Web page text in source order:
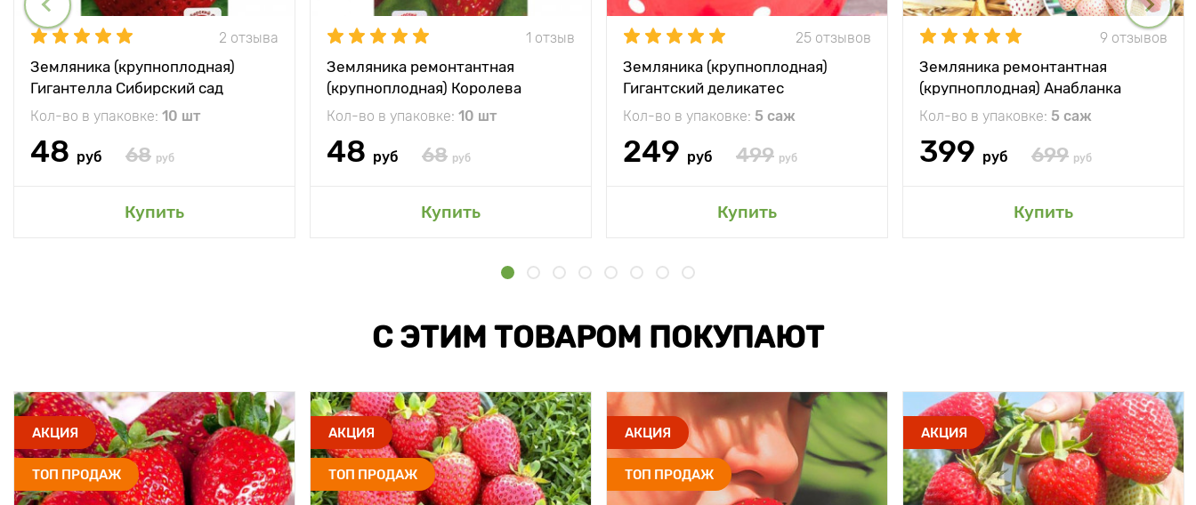
2 отзыва
Земляника (крупноплодная)
Гигантелла Сибирский сад
Кол-во в упаковке: 10 шт
48 руб 68 руб
Купить
1 отзыв
Земляника ремонтантная
(крупноплодная) Королева
Елизавета Сибирский сад
Кол-во в упаковке: 10 шт
48 руб 68 руб
Купить
25 отзывов
Земляника (крупноплодная)
Гигантский деликатес
Кол-во в упаковке: 5 саж
249 руб 499 руб
Купить
9 отзывов
Земляника ремонтантная
(крупноплодная) Анабланка
Кол-во в упаковке: 5 саж
399 руб 699 руб
Купить
С ЭТИМ ТОВАРОМ ПОКУПАЮТ
АКЦИЯ
ТОП ПРОДАЖ
АКЦИЯ
ТОП ПРОДАЖ
АКЦИЯ
ТОП ПРОДАЖ
АКЦИЯ